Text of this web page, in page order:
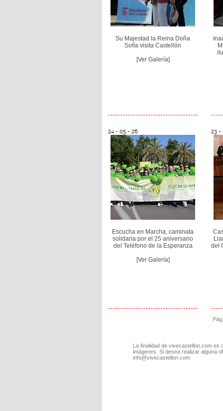
Su Majestad la Reina Doña
Sofía visita Castellón
[Ver Galería]
24 - 05 - 26
Escucha en Marcha, caminata
solidaria por el 25 aniversario
del Teléfono de la Esperanza
[Ver Galería]
23 -
del
La finalidad de vivecastellon.com
imágenes. Si desea realizar alguna
info@vivecastellon.com